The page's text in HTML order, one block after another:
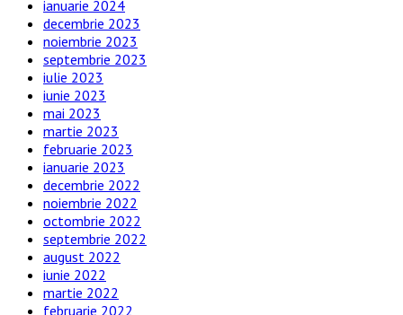
ianuarie 2024
decembrie 2023
noiembrie 2023
septembrie 2023
iulie 2023
iunie 2023
mai 2023
martie 2023
februarie 2023
ianuarie 2023
decembrie 2022
noiembrie 2022
octombrie 2022
septembrie 2022
august 2022
iunie 2022
martie 2022
februarie 2022